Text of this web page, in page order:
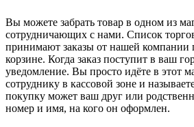
Вы можете забрать товар в одном из
сотрудничающих с нами. Список
принимают заказы от нашей компании
корзине. Когда заказ поступит в ваш
уведомление. Вы просто идёте в этот
сотруднику в кассовой зоне и
покупку может ваш друг или
номер и имя, на кого он оформлен.